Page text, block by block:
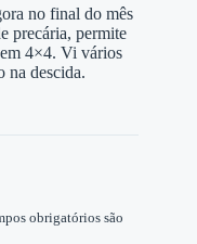
no final do mês
precária, permite
4×4. Vi vários
na descida.
obrigatórios são